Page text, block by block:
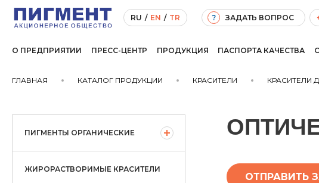
RU / EN / TR ? ЗАДАТЬ ВОПРОС
О ПРЕДПРИЯТИИ ПРЕСС-ЦЕНТР ПРОДУКЦИЯ ПАСПОРТА КАЧЕСТВА
ГЛАВНАЯ КАТАЛОГ ПРОДУКЦИИ КРАСИТЕЛИ КРАСИТЕЛИ
ПИГМЕНТЫ ОРГАНИЧЕСКИЕ
ЖИРОРАСТВОРИМЫЕ КРАСИТЕЛИ
ОТПРАВИТЬ